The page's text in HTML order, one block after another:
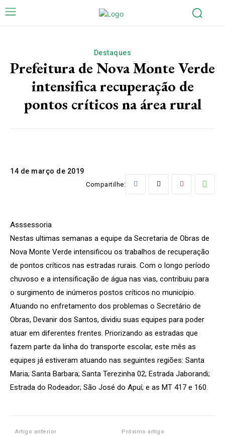
Destaques
Prefeitura de Nova Monte Verde
intensifica recuperação de
pontos críticos na área rural
14 de março de 2019
Compartilhe:
Asssessoria
Nestas ultimas semanas a equipe da Secretaria de Obras de
Nova Monte Verde intensificou os trabalhos de recuperação
de pontos críticos nas estradas rurais. Com o longo período
chuvoso e a intensificação de água nas vias, contribuiu para
o surgimento de inúmeros postos críticos no município.
Atuando no enfretamento dos problemas o Secretário de
Obras, Devanir dos Santos, dividiu suas equipes para poder
atuar em diferentes frentes. Priorizando as estradas que
fazem parte da linha do transporte escolar, este mês as
equipes já estiveram atuando nas seguintes regiões: Santa
Maria; Santa Barbara; Santa Terezinha 02; Estrada Jaborandi;
Estrada do Rodeador; São José do Apuí; e as MT 417 e 160.
Artigo anterior Próximo artigo